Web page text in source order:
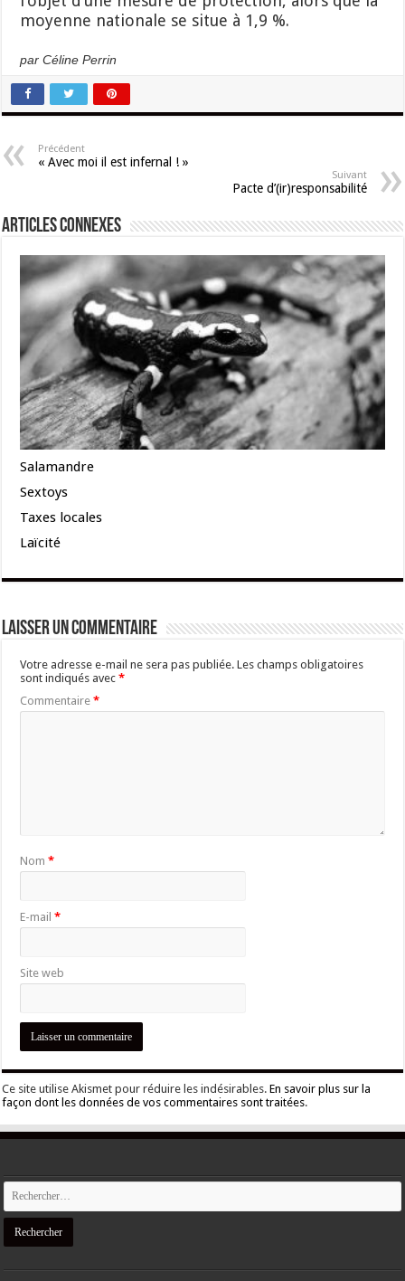
moyenne nationale se situe à 1,9 %.
par Céline Perrin
Précédent
« Avec moi il est infernal ! »
Suivant
Pacte d’(ir)responsabilité
Articles connexes
Salamandre
Sextoys
Taxes locales
Laïcité
Laisser un commentaire
Votre adresse e-mail ne sera pas publiée. Les champs obligatoires
sont indiqués avec*
Commentaire*
Nom*
E-mail*
Site web
Ce site utilise Akismet pour réduire les indésirables.En savoir plus sur la
façon dont les données de vos commentaires sont traitées.